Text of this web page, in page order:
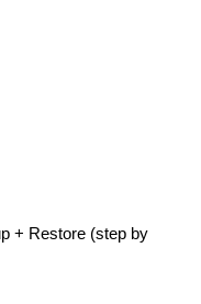
+ Restore (step by